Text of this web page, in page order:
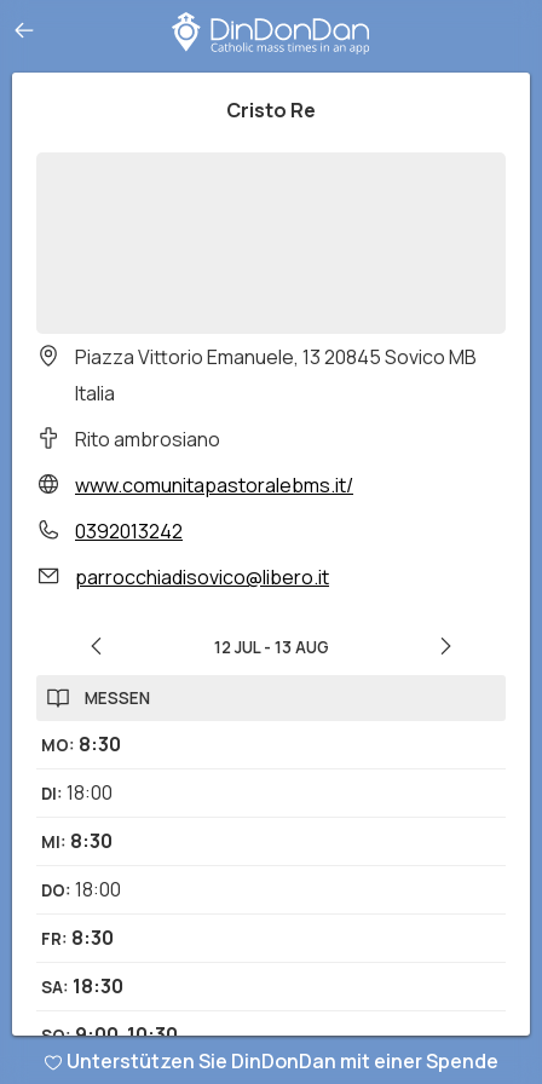
Cristo Re
Piazza Vittorio Emanuele, 13 20845 Sovico MB
Italia
Rito ambrosiano
www.comunitapastoralebms.it/
0392013242
parrocchiadisovico@libero.it
12 JUL- 13 AUG
MESSEN
MO: 8:30
DI: 18:00
MI: 8:30
DO: 18:00
FR: 8:30
SA: 18:30
SO:9:00,10:30
Unterstützen Sie DinDonDan mit einer Spende